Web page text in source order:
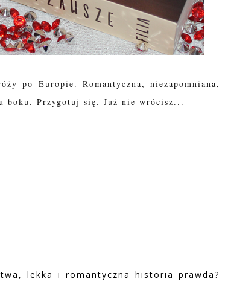
po Europie. Romantyczna, niezapomniana,
boku. Przygotuj się. Już nie wrócisz...
lekka i romantyczna historia prawda?